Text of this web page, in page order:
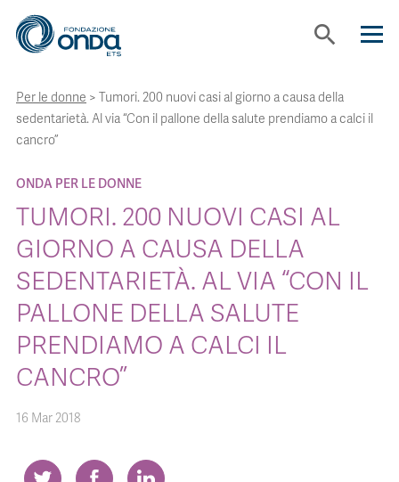
search
CHI SIAMO
STRUMENTI
PROGETTI
BOLLINI
Per le donne > Tumori. 200 nuovi casi al giorno a causa della
sedentarietà. Al via “Con il pallone della salute prendiamo a calci il
cancro”
ONDA PER LE DONNE
TUMORI. 200 NUOVI CASI AL
GIORNO A CAUSA DELLA
SEDENTARIETÀ. AL VIA “CON IL
PALLONE DELLA SALUTE
PRENDIAMO A CALCI IL
CANCRO”
16 Mar 2018